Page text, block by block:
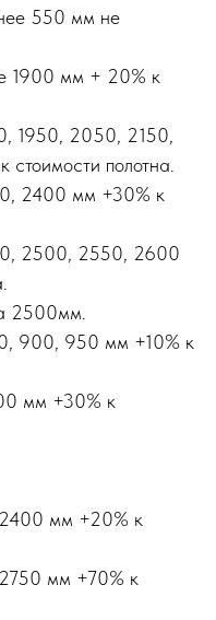
550 мм не
1900 мм + 20% к
1950, 2050, 2150,
полотна.
2400 мм +30% к
2500, 2550, 2600
2500мм.
900, 950 мм +10% к
мм +30% к
2400 мм +20% к
мм +70% к